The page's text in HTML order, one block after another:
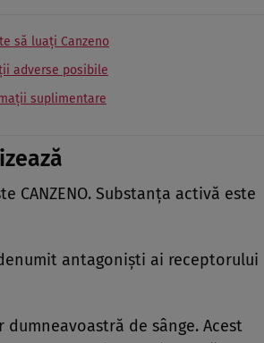
să luaţi Canzeno
adverse posibile
suplimentare
CANZENO. Substanţa activă este
antagonişti ai receptorului
de sânge. Acest